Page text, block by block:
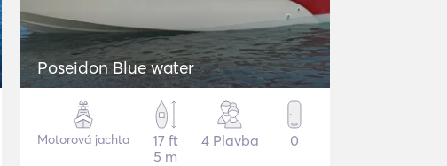
Poseidon Blue water
Motorová jachta
17 ft
5 m
4 Plavba 0